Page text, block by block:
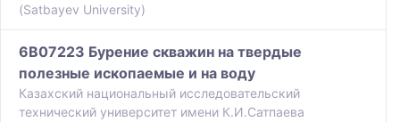
(Satbayev University)
6B07223 Бурение скважин на твердые
полезные ископаемые и на воду
Казахский национальный исследовательский
технический университет имени К.И.Сатпаева